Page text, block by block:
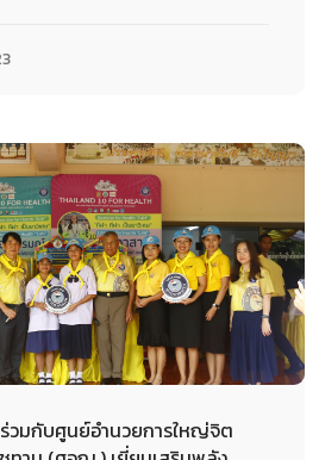
วมกับศูนย์อำนวยการใหญ่จิต